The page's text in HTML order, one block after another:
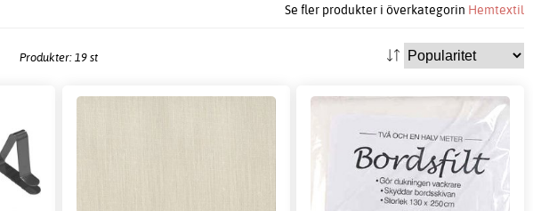
Se fler produkter i överkategorin Hemtextil
Produkter: 19 st